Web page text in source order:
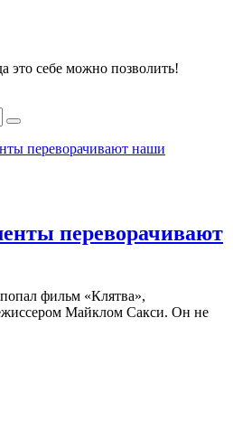
это себе можно позволить!
переворачивают
фильм «Клятва»,
Майклом Сакси. Он не